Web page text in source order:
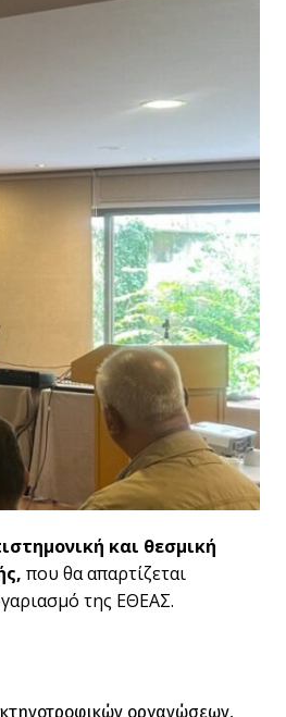
και θεσμική
που θα απαρτίζεται
της ΕΘΕΑΣ.
οργανώσεων,